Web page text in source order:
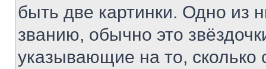
быть две картинки. Одно из
званию, обычно это
указывающие на то,